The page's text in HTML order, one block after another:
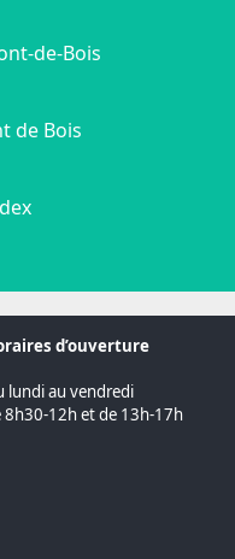
de-Bois
de Bois
d’ouverture
lundi au vendredi
8h30-12h et de 13h-17h
fenêtre)